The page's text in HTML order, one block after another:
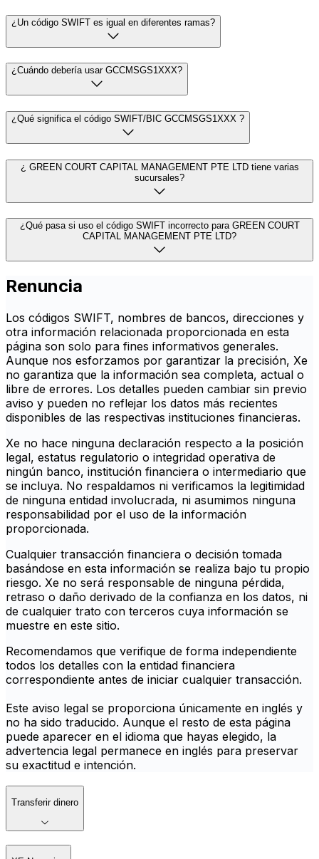
¿Un código SWIFT es igual en diferentes ramas?
¿Cuándo debería usar GCCMSGS1XXX?
¿Qué significa el código SWIFT/BIC GCCMSGS1XXX ?
¿ GREEN COURT CAPITAL MANAGEMENT PTE LTD tiene varias
sucursales?
¿Qué pasa si uso el código SWIFT incorrecto para GREEN COURT
CAPITAL MANAGEMENT PTE LTD?
Renuncia
Los códigos SWIFT, nombres de bancos, direcciones y
otra información relacionada proporcionada en esta
página son solo para fines informativos generales.
Aunque nos esforzamos por garantizar la precisión, Xe
no garantiza que la información sea completa, actual o
libre de errores. Los detalles pueden cambiar sin previo
aviso y pueden no reflejar los datos más recientes
disponibles de las respectivas instituciones financieras.
Xe no hace ninguna declaración respecto a la posición
legal, estatus regulatorio o integridad operativa de
ningún banco, institución financiera o intermediario que
se incluya. No respaldamos ni verificamos la legitimidad
de ninguna entidad involucrada, ni asumimos ninguna
responsabilidad por el uso de la información
proporcionada.
Cualquier transacción financiera o decisión tomada
basándose en esta información se realiza bajo tu propio
riesgo. Xe no será responsable de ninguna pérdida,
retraso o daño derivado de la confianza en los datos, ni
de cualquier trato con terceros cuya información se
muestre en este sitio.
Recomendamos que verifique de forma independiente
todos los detalles con la entidad financiera
correspondiente antes de iniciar cualquier transacción.
Este aviso legal se proporciona únicamente en inglés y
no ha sido traducido. Aunque el resto de esta página
puede aparecer en el idioma que hayas elegido, la
advertencia legal permanece en inglés para preservar
su exactitud e intención.
Transferir dinero